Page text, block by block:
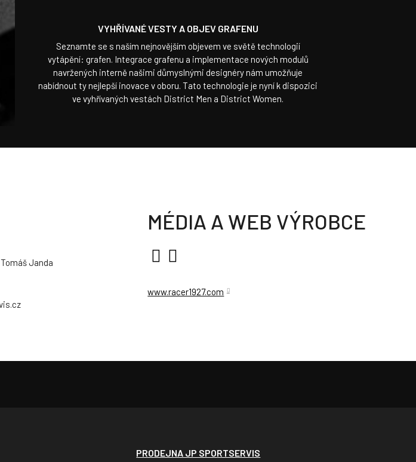
VYHŘÍVANÉ VESTY A OBJEV GRAFENU
Seznamte se s naším nejnovějším objevem ve světě technologií
vytápění: grafen. Integrace grafenu a implementace nových modulů
navržených interně našimi důmyslnými designéry nám umožňuje
nabídnout ty nejlepší inovace v oboru. Tato technologie je nyní k dispozici
ve vyhřívaných vestách District Men a District Women.
Tomáš Janda
MÉDIA A WEB VÝROBCE
www.racer1927.com
PRODEJNA JP SPORTSERVIS